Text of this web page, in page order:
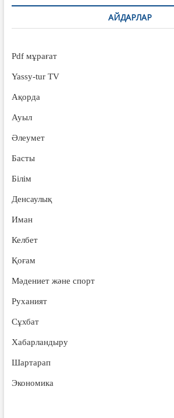
АЙДАРЛАР
Pdf мұрағат
Yassy-tur TV
Ақорда
Ауыл
Әлеумет
Басты
Білім
Денсаулық
Иман
Келбет
Қоғам
Мәдениет және спорт
Руханият
Сұхбат
Хабарландыру
Шартарап
Экономика